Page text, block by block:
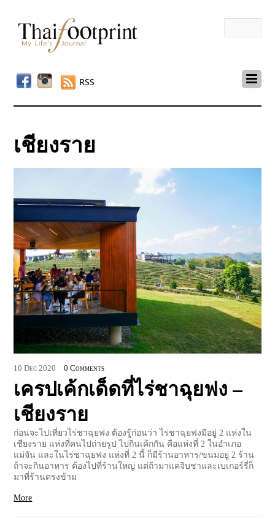
RSS
เชียงราย
10 Dec 2020 0 Comments
เครปเค้กเด็ดที่ไร่ชาฉุยฟง –
เชียงราย
ก่อนจะไปเที่ยวไร่ชาฉุยฟง ต้องรู้ก่อนว่า ไร่ชาฉุยฟงมีอยู่ 2 แห่งใน
เชียงราย แห่งที่คนไปถ่ายรูป ไปกินเค้กกัน คือแห่งที่ 2 ในอำเภอ
แม่จัน และในไร่ชาฉุยฟง แห่งที่ 2 นี้ ก็มีร้านอาหาร/ขนมอยู่ 2 ร้าน
ถ้าจะกินอาหาร ต้องไปที่ร้านใหญ่ แต่ถ้ามาแค่จิบชาและเบเกอร์รี่ก็
มาที่ร้านตรงข้าม
More